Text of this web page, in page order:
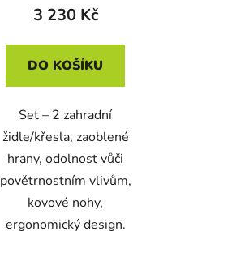
3 230 Kč
DO KOŠÍKU
Set – 2 zahradní
židle/křesla, zaoblené
hrany, odolnost vůči
povětrnostním vlivům,
kovové nohy,
ergonomický design.